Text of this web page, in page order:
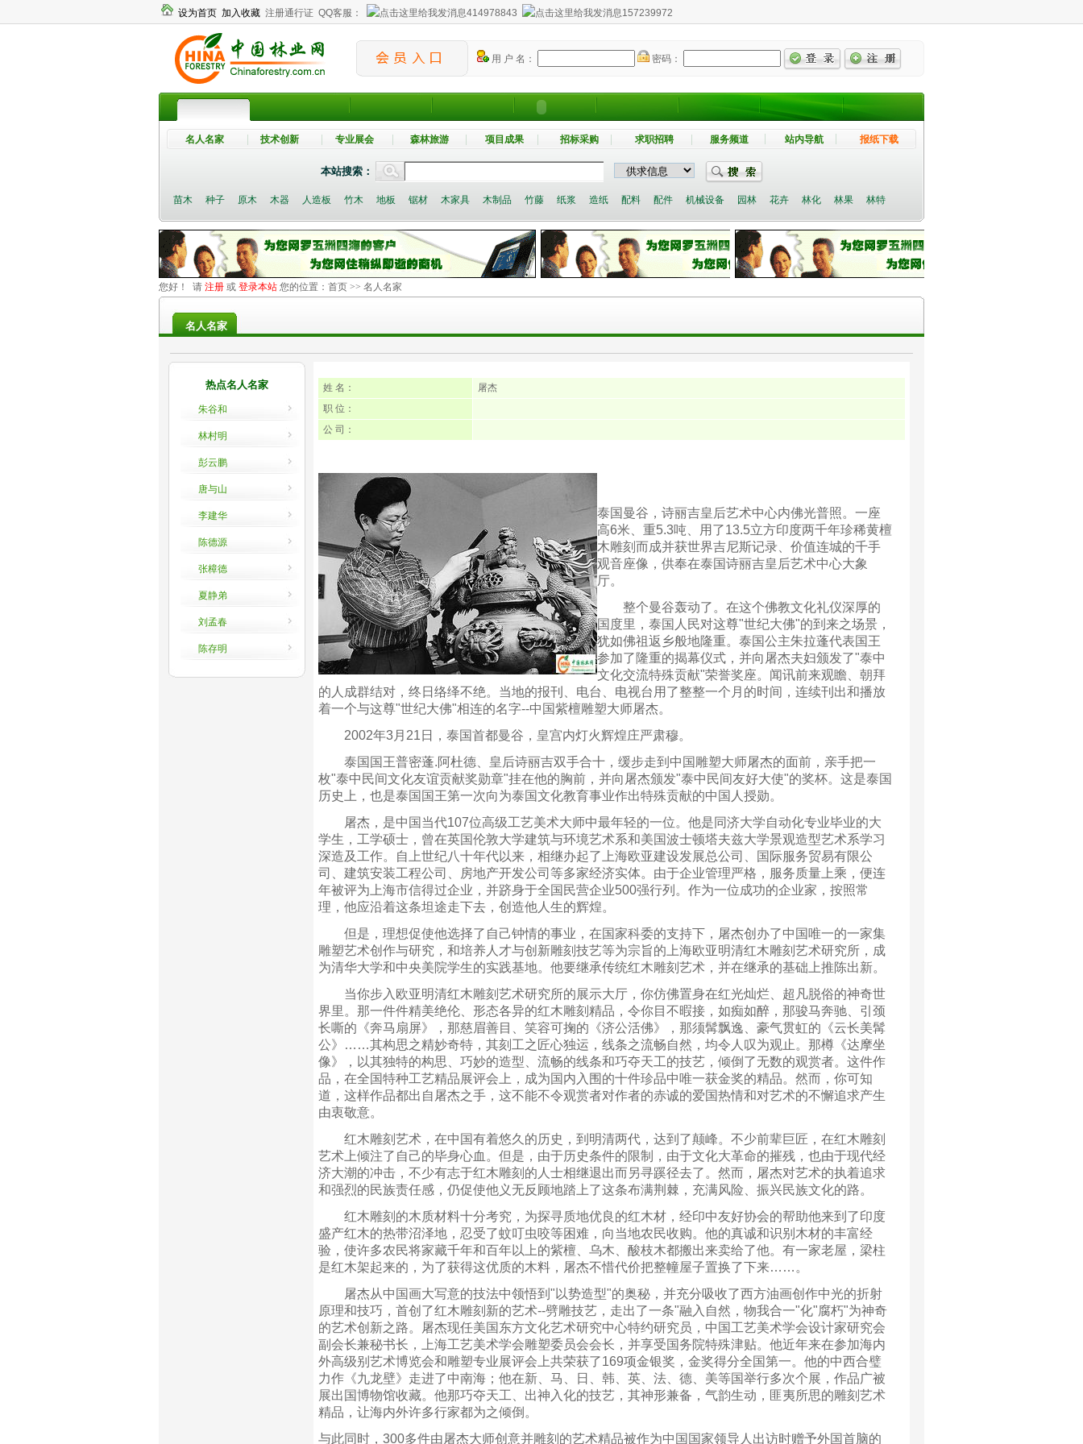
设为首页 加入收藏 注册通行证 QQ客服： 414978843 157239972
用 户 名： 密码：
名人名家 技术创新 专业展会 森林旅游 项目成果 招标采购 求职招聘 服务频道 站内导航 报纸下载
本站搜索：
苗木 种子 原木 木器 人造板 竹木 地板 锯材 木家具 木制品 竹藤 纸浆 造纸 配料 配件 机械设备 园林 花卉 林化 林果 林特
您好！ 请 注册 或 登录本站 您的位置： 首页 >> 名人名家
名人名家
热点名人名家
朱谷和
林村明
彭云鹏
唐与山
李建华
陈德源
张樟德
夏静弟
刘孟春
陈存明
姓 名：
屠杰
职 位：
公 司：
泰国曼谷，诗丽吉皇后艺术中心内佛光普照。一座
高6米、重5.3吨、用了13.5立方印度两千年珍稀黄檀
木雕刻而成并获世界吉尼斯记录、价值连城的千手
观音座像，供奉在泰国诗丽吉皇后艺术中心大象
厅。
整个曼谷轰动了。在这个佛教文化礼仪深厚的
国度里，泰国人民对这尊"世纪大佛"的到来之场景，
犹如佛祖返乡般地隆重。泰国公主朱拉蓬代表国王
参加了隆重的揭幕仪式，并向屠杰夫妇颁发了"泰中
文化交流特殊贡献"荣誉奖座。闻讯前来观瞻、朝拜
的人成群结对，终日络绎不绝。当地的报刊、电台、电视台用了整整一个月的时间，连续刊出和播放
着一个与这尊"世纪大佛"相连的名字--中国紫檀雕塑大师屠杰。
2002年3月21日，泰国首都曼谷，皇宫内灯火辉煌庄严肃穆。
泰国国王普密蓬.阿杜德、皇后诗丽吉双手合十，缓步走到中国雕塑大师屠杰的面前，亲手把一
枚"泰中民间文化友谊贡献奖勋章"挂在他的胸前，并向屠杰颁发"泰中民间友好大使"的奖杯。这是泰国
历史上，也是泰国国王第一次向为泰国文化教育事业作出特殊贡献的中国人授勋。
屠杰，是中国当代107位高级工艺美术大师中最年轻的一位。他是同济大学自动化专业毕业的大
学生，工学硕士，曾在英国伦敦大学建筑与环境艺术系和美国波士顿塔夫兹大学景观造型艺术系学习
深造及工作。自上世纪八十年代以来，相继办起了上海欧亚建设发展总公司、国际服务贸易有限公
司、建筑安装工程公司、房地产开发公司等多家经济实体。由于企业管理严格，服务质量上乘，便连
年被评为上海市信得过企业，并跻身于全国民营企业500强行列。作为一位成功的企业家，按照常
理，他应沿着这条坦途走下去，创造他人生的辉煌。
但是，理想促使他选择了自己钟情的事业，在国家科委的支持下，屠杰创办了中国唯一的一家集
雕塑艺术创作与研究，和培养人才与创新雕刻技艺等为宗旨的上海欧亚明清红木雕刻艺术研究所，成
为清华大学和中央美院学生的实践基地。他要继承传统红木雕刻艺术，并在继承的基础上推陈出新。
当你步入欧亚明清红木雕刻艺术研究所的展示大厅，你仿佛置身在红光灿烂、超凡脱俗的神奇世
界里。那一件件精美绝伦、形态各异的红木雕刻精品，令你目不暇接，如痴如醉，那骏马奔驰、引颈
长嘶的《奔马扇屏》，那慈眉善目、笑容可掬的《济公活佛》，那须髯飘逸、豪气贯虹的《云长美髯
公》……其构思之精妙奇特，其刻工之匠心独运，线条之流畅自然，均令人叹为观止。那樽《达摩坐
像》，以其独特的构思、巧妙的造型、流畅的线条和巧夺天工的技艺，倾倒了无数的观赏者。这件作
品，在全国特种工艺精品展评会上，成为国内入围的十件珍品中唯一获金奖的精品。然而，你可知
道，这样作品都出自屠杰之手，这不能不令观赏者对作者的赤诚的爱国热情和对艺术的不懈追求产生
由衷敬意。
红木雕刻艺术，在中国有着悠久的历史，到明清两代，达到了颠峰。不少前辈巨匠，在红木雕刻
艺术上倾注了自己的毕身心血。但是，由于历史条件的限制，由于文化大革命的摧残，也由于现代经
济大潮的冲击，不少有志于红木雕刻的人士相继退出而另寻蹊径去了。然而，屠杰对艺术的执着追求
和强烈的民族责任感，仍促使他义无反顾地踏上了这条布满荆棘，充满风险、振兴民族文化的路。
红木雕刻的木质材料十分考究，为探寻质地优良的红木材，经印中友好协会的帮助他来到了印度
盛产红木的热带沼泽地，忍受了蚊叮虫咬等困难，向当地农民收购。他的真诚和识别木材的丰富经
验，使许多农民将家藏千年和百年以上的紫檀、乌木、酸枝木都搬出来卖给了他。有一家老屋，梁柱
是红木架起来的，为了获得这优质的木料，屠杰不惜代价把整幢屋子置换了下来……。
屠杰从中国画大写意的技法中领悟到"以势造型"的奥秘，并充分吸收了西方油画创作中光的折射
原理和技巧，首创了红木雕刻新的艺术--劈雕技艺，走出了一条"融入自然，物我合一"化"腐朽"为神奇
的艺术创新之路。屠杰现任美国东方文化艺术研究中心特约研究员，中国工艺美术学会设计家研究会
副会长兼秘书长，上海工艺美术学会雕塑委员会会长，并享受国务院特殊津贴。他近年来在参加海内
外高级别艺术博览会和雕塑专业展评会上共荣获了169项金银奖，金奖得分全国第一。他的中西合璧
力作《九龙壁》走进了中南海；他在新、马、日、韩、英、法、德、美等国举行多次个展，作品广被
展出国博物馆收藏。他那巧夺天工、出神入化的技艺，其神形兼备，气韵生动，匪夷所思的雕刻艺术
精品，让海内外许多行家都为之倾倒。
与此同时，300多件由屠杰大师创意并雕刻的艺术精品被作为中国国家领导人出访时赠予外国首脑的